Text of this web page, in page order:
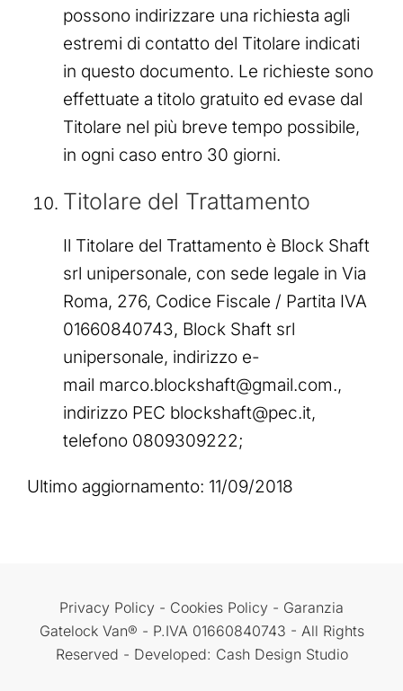
possono indirizzare una richiesta agli
estremi di contatto del Titolare indicati
in questo documento. Le richieste sono
effettuate a titolo gratuito ed evase dal
Titolare nel più breve tempo possibile,
in ogni caso entro 30 giorni.
Titolare del Trattamento
Il Titolare del Trattamento è Block Shaft
srl unipersonale, con sede legale in Via
Roma, 276, Codice Fiscale / Partita IVA
01660840743, Block Shaft srl
unipersonale, indirizzo e-
mail marco.blockshaft@gmail.com.,
indirizzo PEC blockshaft@pec.it,
telefono 0809309222;
Ultimo aggiornamento: 11/09/2018
Privacy Policy - Cookies Policy - Garanzia
Gatelock Van® - P.IVA 01660840743 - All Rights
Reserved - Developed: Cash Design Studio